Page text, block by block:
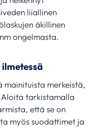
liiallinen
äkillinen
ongelmasta.
mainituista merkeistä,
tarkistamalla
että se on
myös suodattimet ja